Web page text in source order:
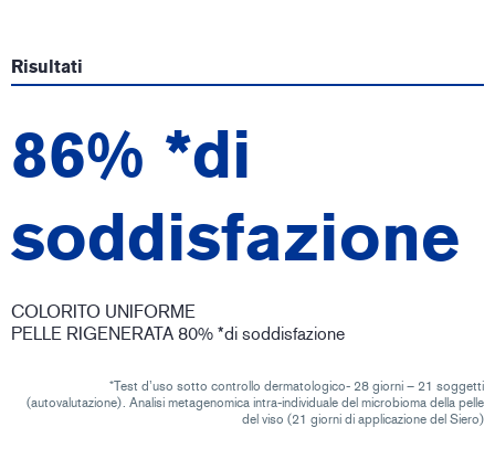
Risultati
86% *di
soddisfazione
COLORITO UNIFORME
PELLE RIGENERATA 80% *di soddisfazione
*Test d’uso sotto controllo dermatologico- 28 giorni – 21 soggetti
(autovalutazione). Analisi metagenomica intra-individuale del microbioma della pelle
del viso (21 giorni di applicazione del Siero)